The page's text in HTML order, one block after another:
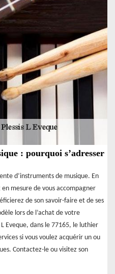
: pourquoi s’adresser
d’instruments de musique. En
mesure de vous accompagner
de son savoir-faire et de ses
lors de l’achat de votre
Eveque, dans le 77165, le luthier
si vous voulez acquérir un ou
Contactez-le ou visitez son